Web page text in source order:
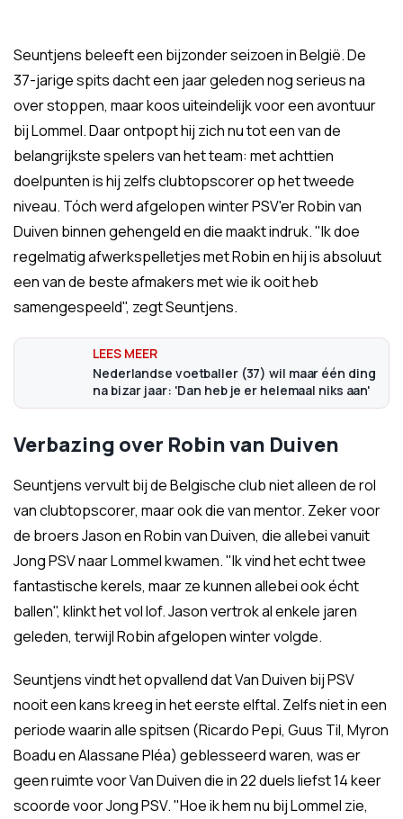
Seuntjens beleeft een bijzonder seizoen in België. De
37-jarige spits dacht een jaar geleden nog serieus na
over stoppen, maar koos uiteindelijk voor een avontuur
bij Lommel. Daar ontpopt hij zich nu tot een van de
belangrijkste spelers van het team: met achttien
doelpunten is hij zelfs clubtopscorer op het tweede
niveau. Tóch werd afgelopen winter PSV'er Robin van
Duiven binnen gehengeld en die maakt indruk. "Ik doe
regelmatig afwerkspelletjes met Robin en hij is absoluut
een van de beste afmakers met wie ik ooit heb
samengespeeld", zegt Seuntjens.
Nederlandse voetballer (37) wil maar één ding
na bizar jaar: 'Dan heb je er helemaal niks aan'
Verbazing over Robin van Duiven
Seuntjens vervult bij de Belgische club niet alleen de rol
van clubtopscorer, maar ook die van mentor. Zeker voor
de broers Jason en Robin van Duiven, die allebei vanuit
Jong PSV naar Lommel kwamen. "Ik vind het echt twee
fantastische kerels, maar ze kunnen allebei ook écht
ballen", klinkt het vol lof. Jason vertrok al enkele jaren
geleden, terwijl Robin afgelopen winter volgde.
Seuntjens vindt het opvallend dat Van Duiven bij PSV
nooit een kans kreeg in het eerste elftal. Zelfs niet in een
periode waarin alle spitsen (Ricardo Pepi, Guus Til, Myron
Boadu en Alassane Pléa) geblesseerd waren, was er
geen ruimte voor Van Duiven die in 22 duels liefst 14 keer
scoorde voor Jong PSV. "Hoe ik hem nu bij Lommel zie,